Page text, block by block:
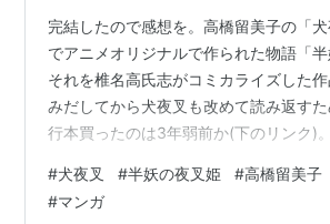
完結したので感想を。高橋留美子の「
でアニメオリジナルで作られた物語「半
それを椎名高氏志がコミカライズした
みだしてから犬夜叉も改めて読み返す
行本買ったのは3年弱前か(下のリンク)
びつきも・・・と言う点も犬夜叉譲り。
っかり椎名高志作品って感じになってる
#犬夜叉 #半妖の夜叉姫 #高橋留美子
#マンガ